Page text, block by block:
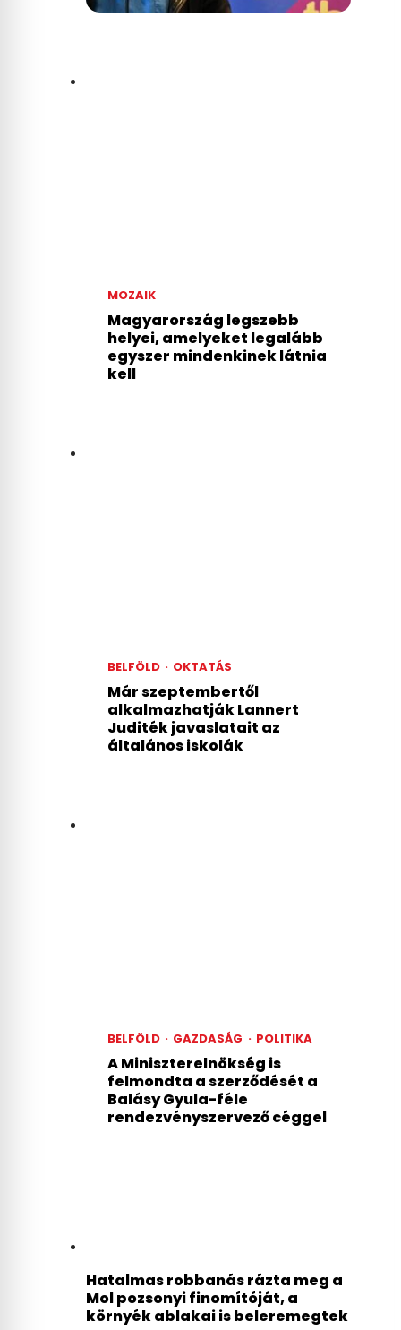
MOZAIK
Magyarország legszebb
helyei, amelyeket legalább
egyszer mindenkinek látnia
kell
BELFÖLD · OKTATÁS
Már szeptembertől
alkalmazhatják Lannert
Juditék javaslatait az
általános iskolák
BELFÖLD · GAZDASÁG · POLITIKA
A Miniszterelnökség is
felmondta a szerződését a
Balásy Gyula-féle
rendezvényszervező céggel
Hatalmas robbanás rázta meg a
Mol pozsonyi finomítóját, a
környék ablakai is beleremegtek